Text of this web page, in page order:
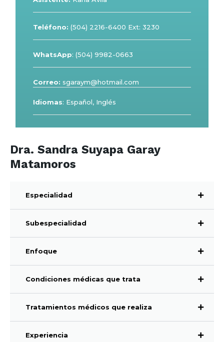
Teléfono: (504) 2216-6400 Ext: 3230
WhatsApp: (504) 9982-0663
Correo: sgaraym@hotmail.com
Idiomas: Español, Inglés
Dra. Sandra Suyapa Garay
Matamoros
Especialidad
Subespecialidad
Enfoque
Condiciones médicas que trata
Tratamientos médicos que realiza
Experiencia